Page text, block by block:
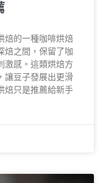
焙的一種咖啡烘焙
焙之間，保留了咖
激感。這類烘焙方
讓豆子發展出更滑
焙只是推薦給新手